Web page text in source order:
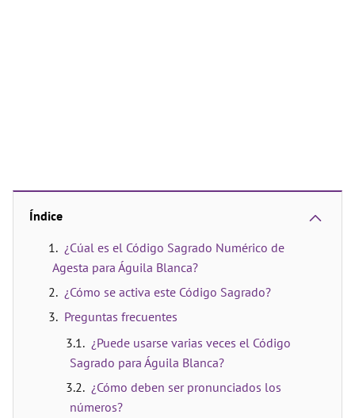
Índice
¿Cúal es el Código Sagrado Numérico de
Agesta para Águila Blanca?
¿Cómo se activa este Código Sagrado?
Preguntas frecuentes
¿Puede usarse varias veces el Código
Sagrado para Águila Blanca?
¿Cómo deben ser pronunciados los
números?